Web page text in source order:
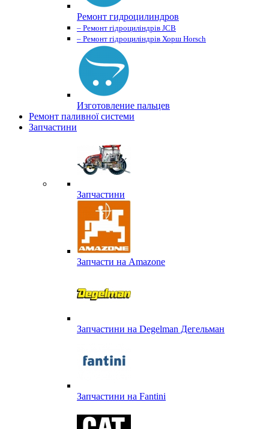
Ремонт гидроцилиндров
– Ремонт гідроциліндрів JCB
– Ремонт гідроциліндрів Хорш Horsch
Изготовление пальцев
Ремонт паливної системи
Запчастини
Запчастини
Запчасти на Amazone
Запчастини на Degelman Дегельман
Запчастини на Fantini